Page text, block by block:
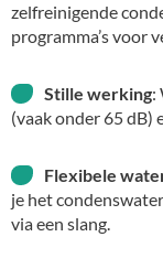
zelfreinigende
programma’s voor
Stille werking:
(vaak onder 65 dB)
Flexibele
je het
via een slang.